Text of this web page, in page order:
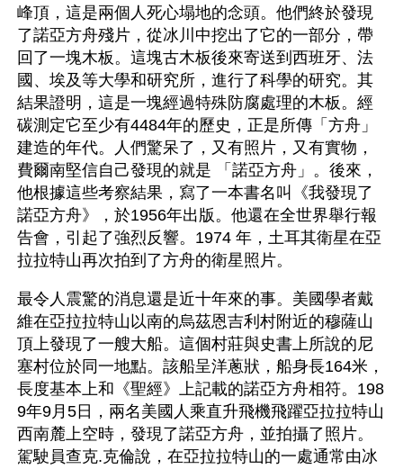
峰頂，這是兩個人死心塌地的念頭。他們終於發現
了諾亞方舟殘片，從冰川中挖出了它的一部分，帶
回了一塊木板。這塊古木板後來寄送到西班牙、法
國、埃及等大學和研究所，進行了科學的研究。其
結果證明，這是一塊經過特殊防腐處理的木板。經
碳測定它至少有4484年的歷史，正是所傳「方舟」
建造的年代。人們驚呆了，又有照片，又有實物，
費爾南堅信自己發現的就是 「諾亞方舟」。後來，
他根據這些考察結果，寫了一本書名叫《我發現了
諾亞方舟》，於1956年出版。他還在全世界舉行報
告會，引起了強烈反響。1974 年，土耳其衛星在亞
拉拉特山再次拍到了方舟的衛星照片。
最令人震驚的消息還是近十年來的事。美國學者戴
維在亞拉拉特山以南的烏茲恩吉利村附近的穆薩山
頂上發現了一艘大船。這個村莊與史書上所說的尼
塞村位於同一地點。該船呈洋蔥狀，船身長164米，
長度基本上和《聖經》上記載的諾亞方舟相符。198
9年9月5日，兩名美國人乘直升飛機飛躍亞拉拉特山
西南麓上空時，發現了諾亞方舟，並拍攝了照片。
駕駛員查克.克倫說，在亞拉拉特山的一處通常由冰